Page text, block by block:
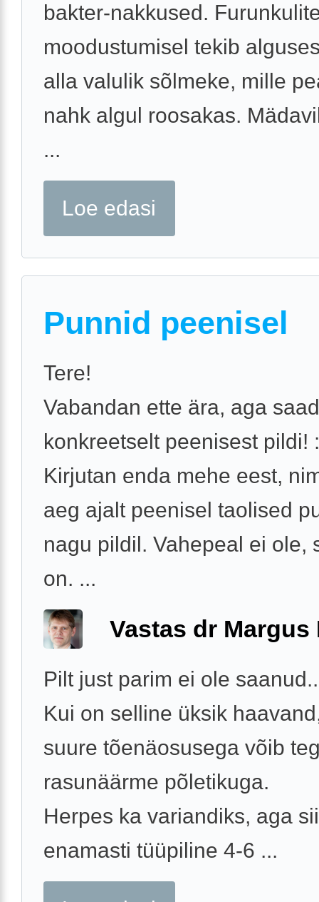
bakter-nakkused.
moodustumisel tekib
alla valulik sõlmeke, mille
nahk algul roosakas.
...
Loe edasi
Punnid peenisel
Tere!
Vabandan ette ära, aga
konkreetselt peenisest pildi!
Kirjutan enda mehe eest,
aeg ajalt peenisel taolised
nagu pildil. Vahepeal ei ole,
on. ...
Vastas dr Margus
Pilt just parim ei ole
Kui on selline üksik
suure tõenäosusega võib
rasunäärme põletikuga.
Herpes ka variandiks, aga
enamasti tüüpiline 4-6 ...